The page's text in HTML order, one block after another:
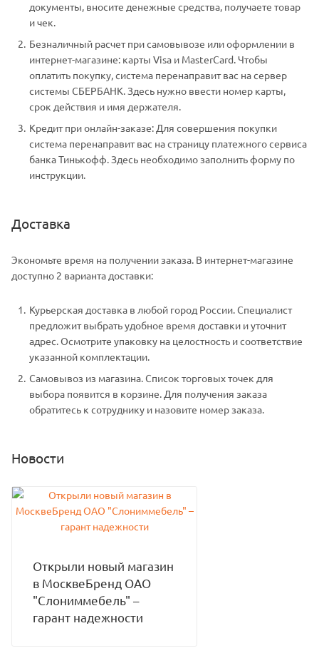
документы, вносите денежные средства, получаете товар
и чек.
Безналичный расчет при самовывозе или оформлении в
интернет-магазине: карты Visa и MasterCard. Чтобы
оплатить покупку, система перенаправит вас на сервер
системы СБЕРБАНК. Здесь нужно ввести номер карты,
срок действия и имя держателя.
Кредит при онлайн-заказе: Для совершения покупки
система перенаправит вас на страницу платежного сервиса
банка Тинькофф. Здесь необходимо заполнить форму по
инструкции.
Доставка
Экономьте время на получении заказа. В интернет-магазине
доступно 2 варианта доставки:
Курьерская доставка в любой город России. Специалист
предложит выбрать удобное время доставки и уточнит
адрес. Осмотрите упаковку на целостность и соответствие
указанной комплектации.
Самовывоз из магазина. Список торговых точек для
выбора появится в корзине. Для получения заказа
обратитесь к сотруднику и назовите номер заказа.
Новости
Открыли новый магазин
в МосквеБренд ОАО
"Слониммебель" –
гарант надежности